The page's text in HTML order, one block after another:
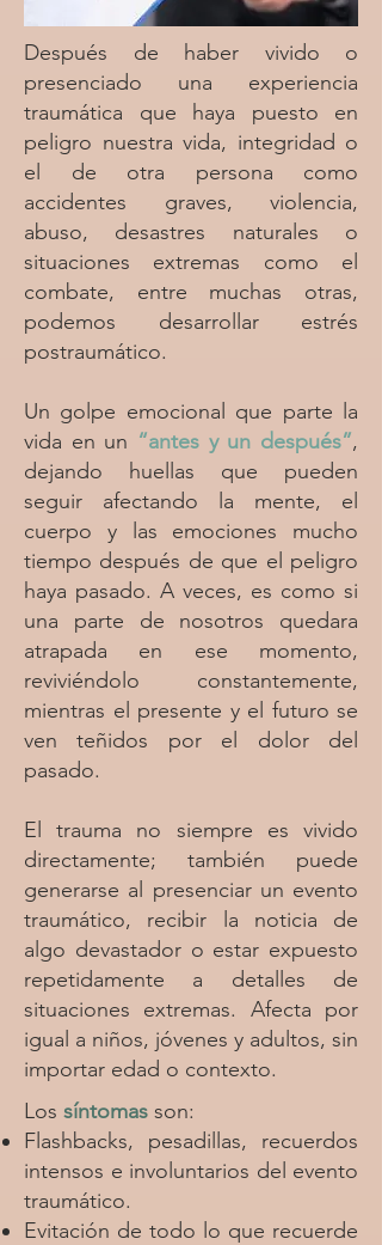
Después de haber vivido o
presenciado una experiencia
traumática que haya puesto en
peligro nuestra vida, integridad o
el de otra persona como
accidentes graves, violencia,
abuso, desastres naturales o
situaciones extremas como el
combate, entre muchas otras,
podemos desarrollar estrés
postraumático.
Un golpe emocional que parte la
vida en un “antes y un después”,
dejando huellas que pueden
seguir afectando la mente, el
cuerpo y las emociones mucho
tiempo después de que el peligro
haya pasado. A veces, es como si
una parte de nosotros quedara
atrapada en ese momento,
reviviéndolo constantemente,
mientras el presente y el futuro se
ven teñidos por el dolor del
pasado.
El trauma no siempre es vivido
directamente; también puede
generarse al presenciar un evento
traumático, recibir la noticia de
algo devastador o estar expuesto
repetidamente a detalles de
situaciones extremas. Afecta por
igual a niños, jóvenes y adultos, sin
importar edad o contexto.​
Los síntomas son:
Flashbacks, pesadillas, recuerdos
intensos e involuntarios del evento
traumático.
Evitación de todo lo que recuerde